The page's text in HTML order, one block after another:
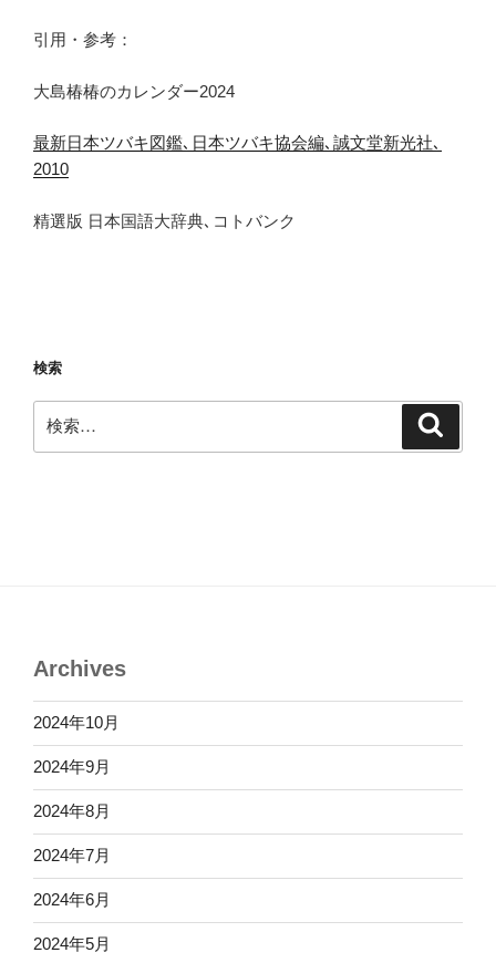
引用・参考：
大島椿椿のカレンダー2024
最新日本ツバキ図鑑､日本ツバキ協会編､誠文堂新光社､
2010
精選版 日本国語大辞典､コトバンク
検索
索:
Archives
2024年10月
2024年9月
2024年8月
2024年7月
2024年6月
2024年5月